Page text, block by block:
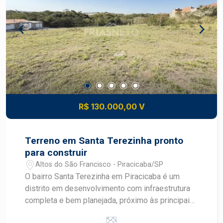
constante de comércio e residências novas, boa
perspectiva de ganho patrimonial Conveniência:
proximidade de escolas, supermercados,
transportes, serviços e lazer comunitário
Construa o imóvel dos seus sonhos com
segurança e excelente potencial de valorização.
Construa seu futuro com quem é agente de
desenvolvimento do mercado imobiliário de
Piracicaba. Agende sua visita.
R$ 130.000,00 V
Terreno em Santa Terezinha pronto
para construir
Altos do São Francisco - Piracicaba/SP
O bairro Santa Terezinha em Piracicaba é um
distrito em desenvolvimento com infraestrutura
completa e bem planejada, próximo às principais